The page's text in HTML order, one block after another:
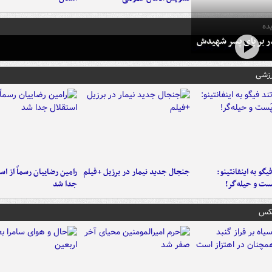
بر پای پسر شهیدش
به اینفانتینو:
و حیله‌گر!
جنجال جدید نیمار در برزیل +فیلم رامین رضاییان رسماً از
جدا شد